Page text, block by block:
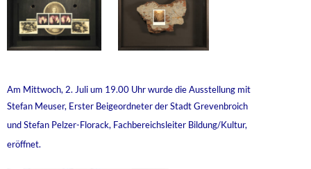
Am Mittwoch, 2. Juli um 19.00 Uhr wurde die Ausstellung mit
Stefan Meuser, Erster Beigeordneter der Stadt Grevenbroich
undStefan Pelzer-Florack, Fachbereichsleiter Bildung/Kultur,
eröffnet.